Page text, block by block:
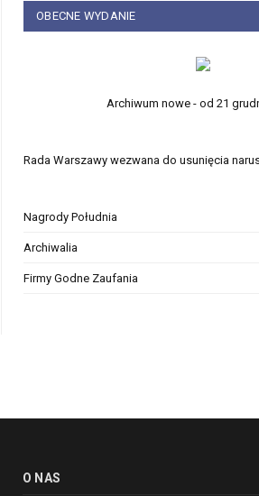
OBECNE WYDANIE
Archiwum nowe - od 21
Rada Warszawy wezwana do usunięcia
Nagrody Południa
Archiwalia
Firmy Godne Zaufania
O NAS